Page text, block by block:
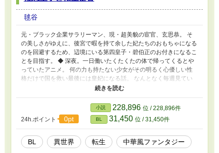
毬谷
元・ブラック企業サラリーマン、現・超美貌の宦官、玄思恭。 そ
の美しさがゆえに、後宮で暇を持て余した妃たちのおもちゃになる
のを回避するため、辺境にいる第四皇子・碧伯正のお付きになるこ
とを目指す。 ◆ 深夜。一日働いたくたくたの体で帰ってくるとや
っていたアニメ。 何の力も持たない少女がその明るく心優しい性
格だけで国を救い最後には皇妃になる話。 なんとなく毎週見てい
たアニメをその日も見ながら寝落ちした俺は、目が覚めるとその世
世界に。 その世界では、土、金、水、火、緑、人々はどれかの能
力を持ち、それを戦や生活に役立てていた。 俺は超美貌の宦官、
玄 思恭に転生していた。しかも、あまりに美しすぎるせいか去勢
されずに後宮入りを果たしていた。 とりあえず水属性らしいので
能力を磨くことにするが…？ 「へ？お前、西方にいらっしゃる第
四皇子のお付きになるって採用試験申し込んでただろ？」
24h.ポイント 0pt
小説 228,896 位 / 228,896件
BL 31,450 位 / 31,450件
BL 異世界 転生 中華風ファンタジー